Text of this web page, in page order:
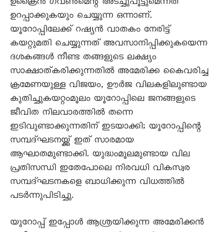
ഉക്രൈൻ ഗവൺമെന്റ് അടച്ചുപൂട്ടുമെന്നത്
ഉറപ്പാക്കുകയും ചെയ്യുന്ന ഒന്നാണ്.
യൂറോപ്പിലേക്ക് റഷ്യൻ വാതകം നേരിട്ട്
കയറ്റുമതി ചെയ്യുന്നത് അവസാനിപ്പിക്കുകയെന്ന
ദശകങ്ങൾ നീണ്ട തങ്ങളുടെ ലക്ഷ്യം
സാക്ഷാത്കരിക്കുന്നതിൽ അമേരിക്ക കെെവരിച്ച
ക്രമേണയുള്ള വിജയം, ഊർജ വിലകളിലുണ്ടായ
കുതിച്ചുകയറ്റംമൂലം യൂറോപ്പിലെ ജനങ്ങളുടെ
ജീവിത നിലവാരത്തിൽ തന്നെ
ഇടിവുണ്ടാക്കുന്നതിന് ഇടയാക്കി; യൂറോപ്പിന്റെ
സമ്പദ്ഘടനയ്ക്ക് ഇത് സാരമായ
ആഘാതമുണ്ടാക്കി. യുദ്ധംമൂലമുണ്ടായ വില
പ്രതിസന്ധി ഇതേപോലെ നിരവധി വികസ്വര
സമ്പദ്ഘടനകളെ ബാധിക്കുന്ന വിധത്തിൽ
പടർന്നുപിടിച്ചു.
യുറോപ്പ് ഇപ്പോൾ ആശ്രയിക്കുന്ന അമേരിക്കൻ